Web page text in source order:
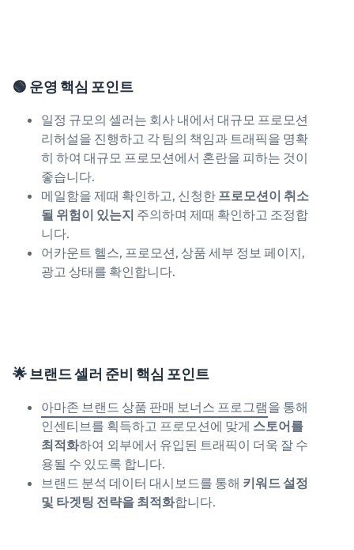
🟢 운영 핵심 포인트
일정 규모의 셀러는 회사 내에서 대규모 프로모션
리허설을 진행하고 각 팀의 책임과 트래픽을 명확
히 하여 대규모 프로모션에서 혼란을 피하는 것이
좋습니다.​
메일함을 제때 확인하고, 신청한 프로모션이 취소
될 위험이 있는지 주의하며 제때 확인하고 조정합
니다.
어카운트 헬스, 프로모션, 상품 세부 정보 페이지,
광고 상태를 확인합니다.
🌟 브랜드 셀러 준비 핵심 포인트
아마존 브랜드 상품 판매 보너스 프로그램을 통해
인센티브를 획득하고 프로모션에 맞게 스토어를
최적화하여 외부에서 유입된 트래픽이 더욱 잘 수
용될 수 있도록 합니다.
브랜드 분석 데이터 대시보드를 통해 키워드 설정
및 타겟팅 전략을 최적화합니다.